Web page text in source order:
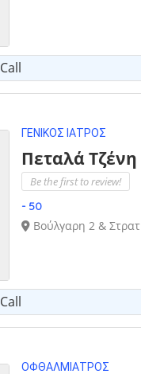
Call
ΓΕΝΙΚΌΣ ΙΑΤΡΌΣ
Πεταλά Τζένη
Be the first to review!
- 50
Βούλγαρη 2 &
Call
ΟΦΘΑΛΜΊΑΤΡΟΣ